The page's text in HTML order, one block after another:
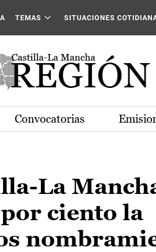
TEMAS SITUACIONES
Convocatorias
La
ciento la